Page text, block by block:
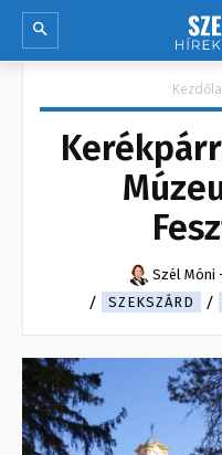
Szél Móni
SZEKSZÁRD